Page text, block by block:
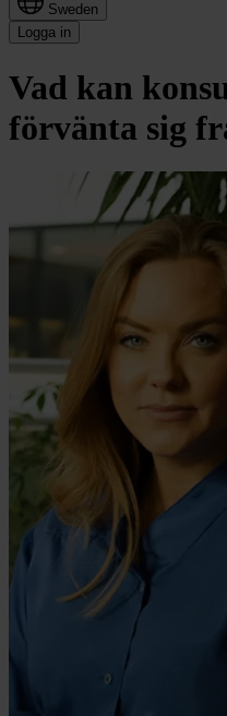
Sweden
Logga in
Vad kan
förvänta sig